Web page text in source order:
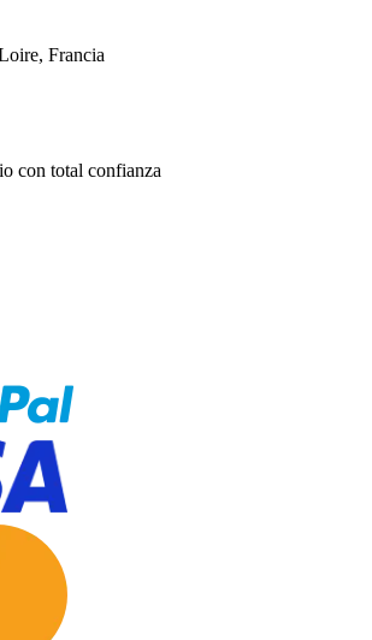
Francia
con total confianza